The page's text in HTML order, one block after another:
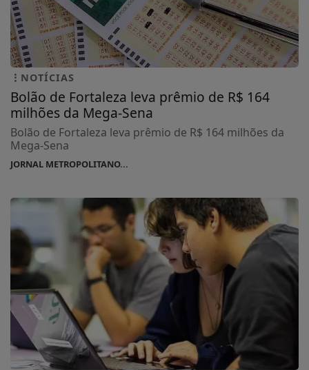
NOTÍCIAS
Bolão de Fortaleza leva prêmio de R$ 164
milhões da Mega-Sena
Bolão de Fortaleza leva prêmio de R$ 164 milhões da
Mega-Sena
JORNAL METROPOLITANO...